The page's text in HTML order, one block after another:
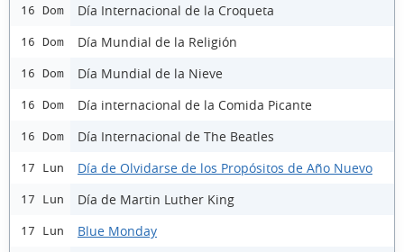
16 Dom Día Internacional de la Croqueta
16 Dom Día Mundial de la Religión
16 Dom Día Mundial de la Nieve
16 Dom Día internacional de la Comida Picante
16 Dom Día Internacional de The Beatles
17 Lun Día de Olvidarse de los Propósitos de Año Nuevo
17 Lun Día de Martin Luther King
17 Lun Blue Monday